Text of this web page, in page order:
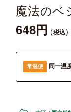
魔法のベ
648 税込
常温便 同一温